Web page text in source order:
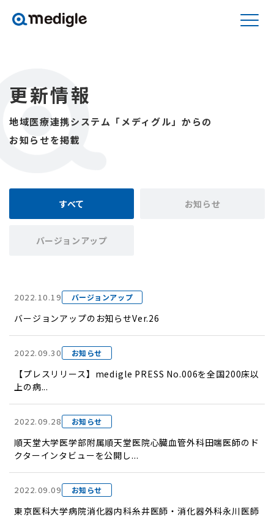
更新情報
地域医療連携システム「メディグル」からの
お知らせを掲載
すべて お知らせ
バージョンアップ
2022.10.19 バージョンアップ
バージョンアップのお知らせVer.26
2022.09.30 お知らせ
【プレスリリース】medigle PRESS No.006を全国200床以
上の病...
2022.09.28 お知らせ
順天堂大学医学部附属順天堂医院心臓血管外科田端医師のド
クターインタビューを公開し...
2022.09.09 お知らせ
東京医科大学病院消化器内科糸井医師・消化器外科永川医師